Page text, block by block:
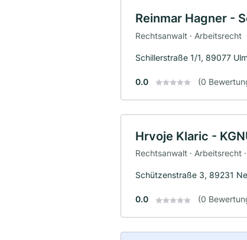
Reinmar Hagner -
Rechtsanwalt · Arbeitsrecht
Schillerstraße 1/1, 89077 Ulm
0.0 (0
Hrvoje Klaric -
Rechtsanwalt · Arbeitsrecht
Schützenstraße 3, 89231
0.0 (0